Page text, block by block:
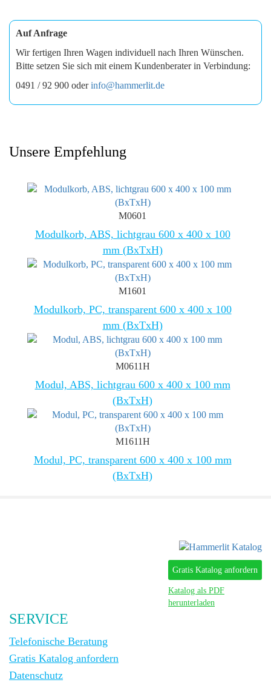
Auf Anfrage
Wir fertigen Ihren Wagen individuell nach Ihren Wünschen.
Bitte setzen Sie sich mit einem Kundenberater in Verbindung:
0491 / 92 900 oderinfo@hammerlit.de
Unsere Empfehlung
M0601
Modulkorb, ABS, lichtgrau 600 x 400 x 100
mm (BxTxH)
M1601
Modulkorb, PC, transparent 600 x 400 x 100
mm (BxTxH)
M0611H
Modul, ABS, lichtgrau 600 x 400 x 100 mm
(BxTxH)
M1611H
Modul, PC, transparent 600 x 400 x 100 mm
(BxTxH)
Gratis Katalog anfordern
Katalog als PDF
herunterladen
SERVICE
Telefonische Beratung
Gratis Katalog anfordern
Datenschutz